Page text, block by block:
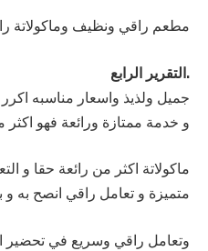
مطعم راقي ونظيف وماكولاتة رائعة
.التقرير الرابع
جميل ولذيذ واسعار مناسبه اكرر
و خدمة ممتازة ورائعة فهو
ماكولاتة اكثر من رائعة حقا و
متميزة و تعامل راقي انصح به و
وتعامل راقي وسريع في تحضير